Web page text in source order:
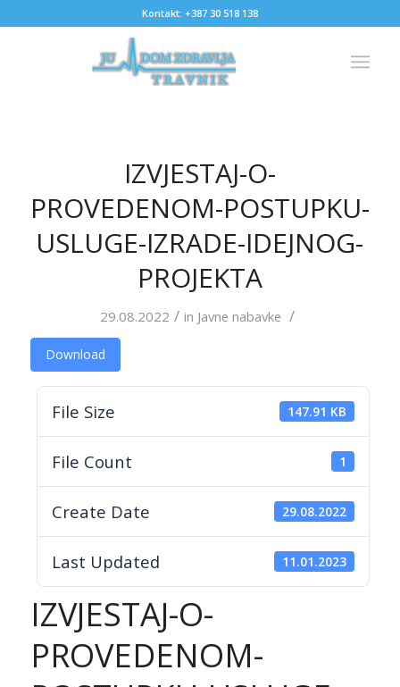
Kontakt: +387 30 518 138
IZVJESTAJ-O-
PROVEDENOM-POSTUPKU-
USLUGE-IZRADE-IDEJNOG-
PROJEKTA
29.08.2022 / in Javne nabavke /
Download
File Size 147.91 KB
File Count 1
Create Date 29.08.2022
Last Updated 11.01.2023
IZVJESTAJ-O-
PROVEDENOM-